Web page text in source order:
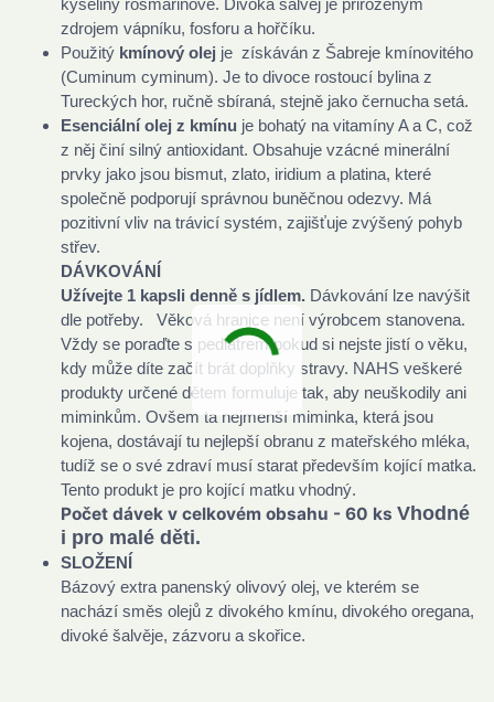
kyseliny rosmarinové. Divoká šalvěj je přirozeným
zdrojem vápníku, fosforu a hořčíku.
Použitý kmínový olej je získáván z Šabreje kmínovitého
(Cuminum cyminum). Je to divoce rostoucí bylina z
Tureckých hor, ručně sbíraná, stejně jako černucha setá.
Esenciální olej z kmínu je bohatý na vitamíny A a C, což
z něj činí silný antioxidant. Obsahuje vzácné minerální
prvky jako jsou bismut, zlato, iridium a platina, které
společně podporují správnou buněčnou odezvy. Má
pozitivní vliv na trávicí systém, zajišťuje zvýšený pohyb
střev.
DÁVKOVÁNÍ
Užívejte 1 kapsli denně s jídlem. Dávkování lze navýšit
dle potřeby.
Věková hranice není výrobcem stanovena.
Vždy se poraďte s pediatrem pokud si nejste jistí o věku,
kdy může díte začít brát doplňky stravy. NAHS veškeré
produkty určené dětem formuluje tak, aby neuškodily ani
miminkům. Ovšem ta nejmenší miminka, která jsou
kojena, dostávají tu nejlepší obranu z mateřského mléka,
tudíž se o své zdraví musí starat především kojící matka.
Tento produkt je pro kojící matku vhodný.
Počet dávek v celkovém obsahu - 60 ks Vhodné
i pro malé děti.
SLOŽENÍ
Bázový extra panenský olivový olej, ve kterém se
nachází směs olejů z divokého kmínu, divokého oregana,
divoké šalvěje, zázvoru a skořice.